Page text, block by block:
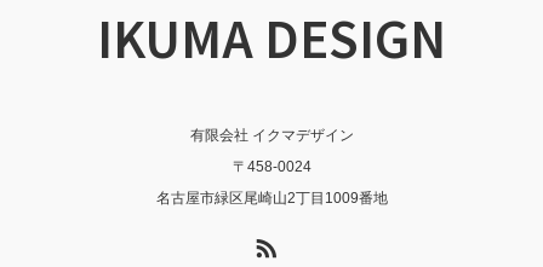
IKUMA DESIGN
有限会社 イクマデザイン
〒458-0024
名古屋市緑区尾崎山2丁目1009番地